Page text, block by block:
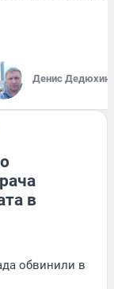
Денис Дедюхин
в
обвинили в